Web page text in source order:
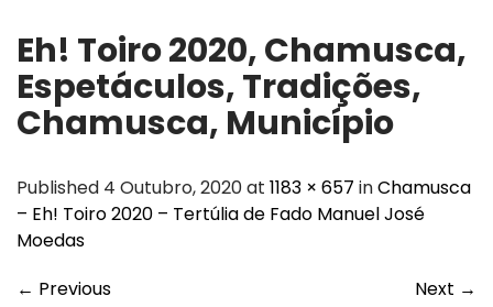
Eh! Toiro 2020, Chamusca,
Espetáculos, Tradições,
Chamusca, Município
Published 4 Outubro, 2020 at 1183 × 657 inChamusca
– Eh! Toiro 2020 – Tertúlia de Fado Manuel José
Moedas
← Previous Next →